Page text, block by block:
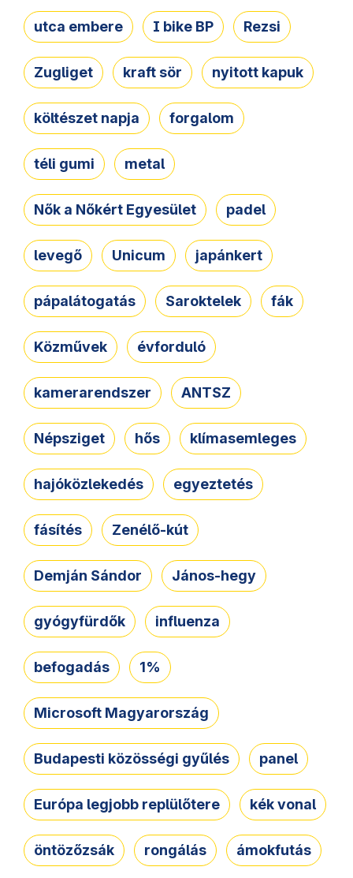
utca embere I bike BP Rezsi
Zugliget kraft sör nyitott kapuk
költészet napja forgalom
téli gumi metal
Nők a Nőkért Egyesület padel
levegő Unicum japánkert
pápalátogatás Saroktelek fák
Közművek évforduló
kamerarendszer ANTSZ
Népsziget hős klímasemleges
hajóközlekedés egyeztetés
fásítés Zenélő-kút
Demján Sándor János-hegy
gyógyfürdők influenza
befogadás 1%
Microsoft Magyarország
Budapesti közösségi gyűlés panel
Európa legjobb replülőtere kék vonal
öntözőzsák rongálás ámokfutás